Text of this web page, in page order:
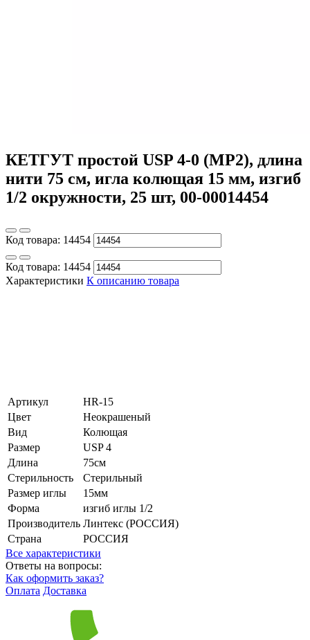
КЕТГУТ простой USP 4-0 (МР2), длина
нити 75 см, игла колющая 15 мм, изгиб
1/2 окружности, 25 шт, 00-00014454
Код товара: 14454
Код товара: 14454
Характеристики К описанию товара
Артикул
HR-15
Цвет
Неокрашеный
Вид
Колющая
Размер
USP 4
Длина
75см
Стерильность
Стерильный
Размер иглы
15мм
Форма
изгиб иглы 1/2
Производитель Линтекс (РОССИЯ)
Страна
РОССИЯ
Все характеристики
Ответы на вопросы:
Как оформить заказ?
Оплата Доставка